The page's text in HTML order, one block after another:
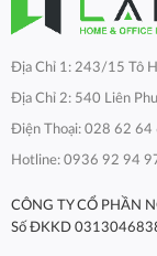
Địa Chỉ 1: 243/15 Tô
Địa Chỉ 2: 540 Liên
Điện Thoại: 028 62 64
Hotline: 0936 92 94
CÔNG TY CỔ PHẦN
Số ĐKKD